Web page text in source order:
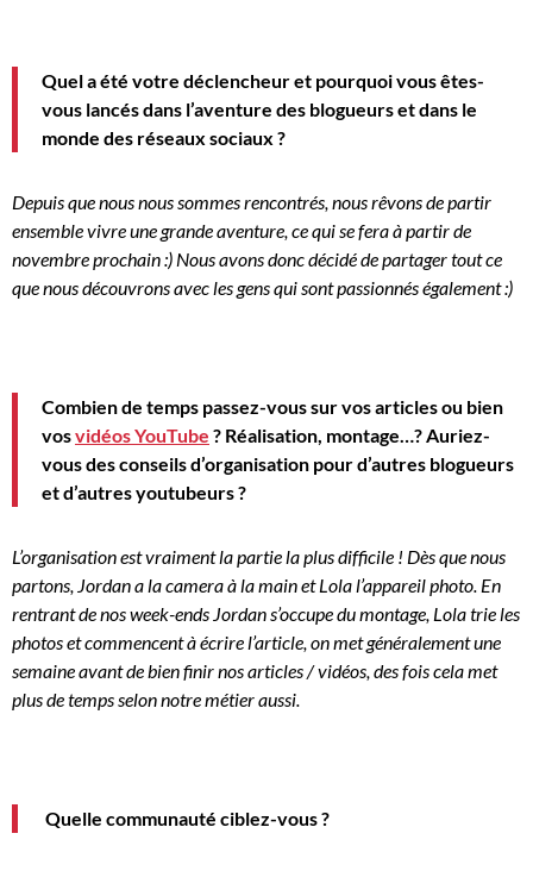
Quel a été votre déclencheur et pourquoi vous êtes-
vous lancés dans l’aventure des blogueurs et dans le
monde des réseaux sociaux ?
Depuis que nous nous sommes rencontrés, nous rêvons de partir
ensemble vivre une grande aventure, ce qui se fera à partir de
novembre prochain :) Nousavons donc décidé de partager tout ce
que nous découvrons avec les gens qui sont passionnés également :)
Combien de temps passez-vous sur vos articles ou bien
vosvidéos YouTube ? Réalisation, montage…?Auriez-
vous des conseils d’organisation pour d’autres blogueurs
et d’autresyoutubeurs?
L’organisation est vraiment la partie la plus difficile ! Dès que nous
partons, Jordan a la camera à la main et Lola l’appareil photo. En
rentrant de nos week-ends Jordan s’occupe du montage, Lola trie les
photos et commencent à écrire l’article, on met généralement une
semaine avant de bien finir nos articles / vidéos, des fois cela met
plus de temps selon notre métier aussi.
Quelle communauté ciblez-vous ?